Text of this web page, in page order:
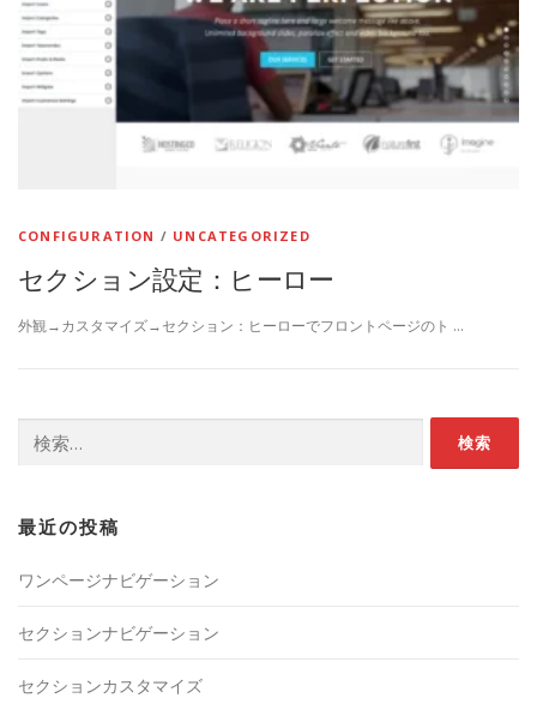
CONFIGURATION / UNCATEGORIZED
セクション設定：ヒーロー
外観→カスタマイズ→セクション：ヒーローでフロントページのト …
索:
最近の投稿
ワンページナビゲーション
セクションナビゲーション
セクションカスタマイズ